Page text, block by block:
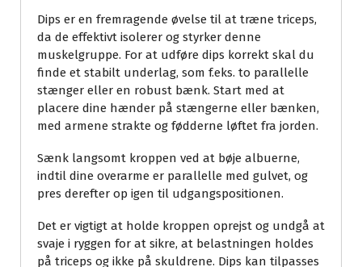
Dips er en fremragende øvelse til at træne triceps,
da de effektivt isolerer og styrker denne
muskelgruppe. For at udføre dips korrekt skal du
finde et stabilt underlag, som f.eks. to parallelle
stænger eller en robust bænk. Start med at
placere dine hænder på stængerne eller bænken,
med armene strakte og fødderne løftet fra jorden.
Sænk langsomt kroppen ved at bøje albuerne,
indtil dine overarme er parallelle med gulvet, og
pres derefter op igen til udgangspositionen.
Det er vigtigt at holde kroppen oprejst og undgå at
svaje i ryggen for at sikre, at belastningen holdes
på triceps og ikke på skuldrene. Dips kan tilpasses